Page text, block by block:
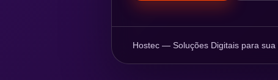
Hostec — Soluções Digitais para sua